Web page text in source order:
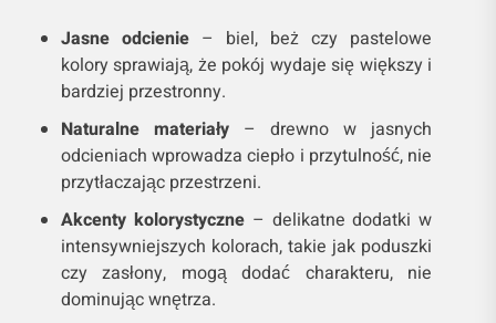
Jasne odcienie – biel, beż czy pastelowe
kolory sprawiają, że pokój wydaje się większy i
bardziej przestronny.
Naturalne materiały – drewno w jasnych
odcieniach wprowadza ciepło i przytulność, nie
przytłaczając przestrzeni.
Akcenty kolorystyczne– delikatne dodatki w
intensywniejszych kolorach, takie jak poduszki
czy zasłony, mogą dodać charakteru, nie
dominując wnętrza.